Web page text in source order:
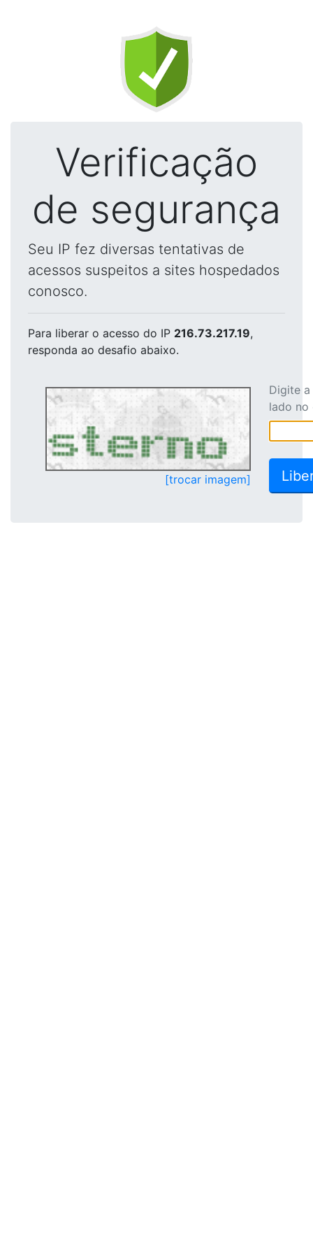
Verificação
de segurança
Seu IP fez diversas tentativas de
acessos suspeitos a sites hospedados
conosco.
Para liberar o acesso do IP 216.73.217.19,
responda ao desafio abaixo.
[trocar imagem]
Digite
lado no